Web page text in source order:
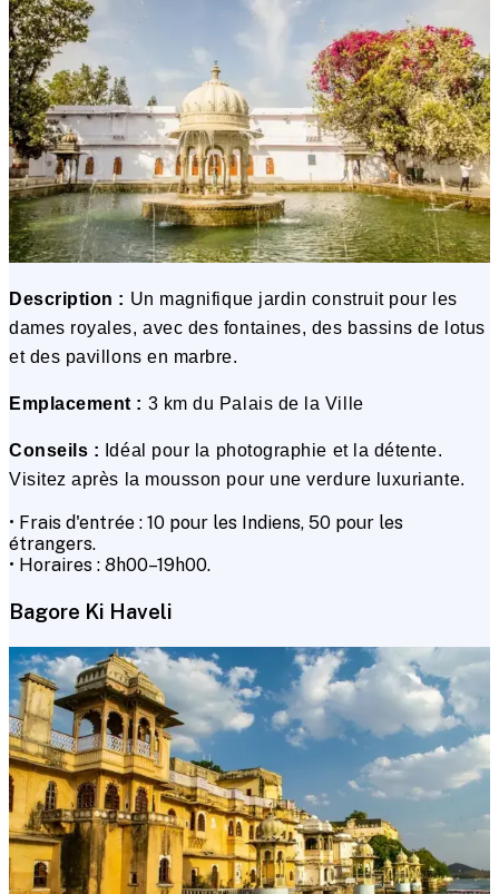
Description : Un magnifique jardin construit pour les
dames royales, avec des fontaines, des bassins de lotus
et des pavillons en marbre.
Emplacement : 3 km du Palais de la Ville
Conseils : Idéal pour la photographie et la détente.
Visitez après la mousson pour une verdure luxuriante.
• Frais d'entrée : ₹10 pour les Indiens, ₹50 pour les
étrangers.
• Horaires : 8h00–19h00.
Bagore Ki Haveli